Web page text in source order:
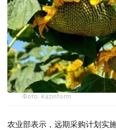
Фото: Kazinform
农业部表示，远期采购计划实